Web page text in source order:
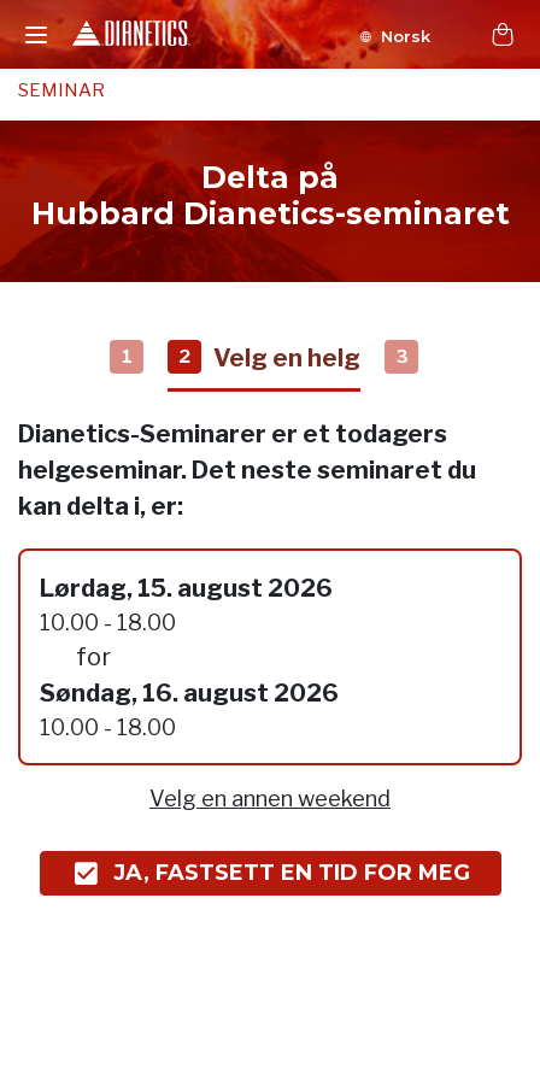
Norsk
SEMINAR
Delta på
Hubbard Dianetics-seminaret
1 2 Velg en helg 3
Dianetics-Seminarer er et todagers
helgeseminar. Det neste seminaret du
kan delta i, er:
Lørdag, 15. august 2026
10.00 - 18.00
for
Søndag, 16. august 2026
10.00 - 18.00
Velg en annen weekend
JA, FASTSETT EN TID FOR MEG